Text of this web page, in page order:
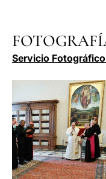
Servicio